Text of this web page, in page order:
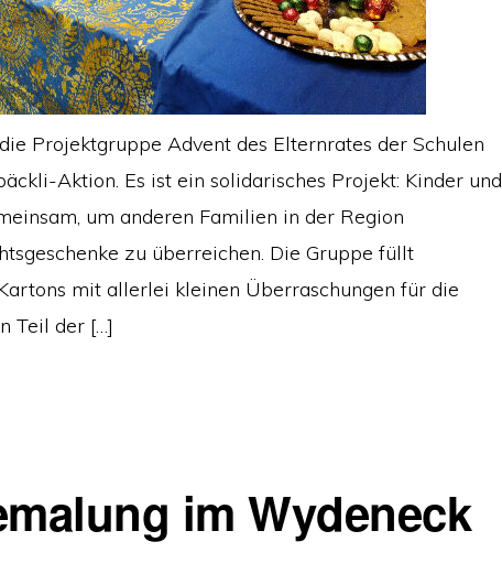
Projektgruppe Advent des Elternrates der Schulen
Aktion. Es ist ein solidarisches Projekt: Kinder und
um anderen Familien in der Region
zu überreichen. Die Gruppe füllt
mit allerlei kleinen Überraschungen für die
Teil der […]
im Wydeneck